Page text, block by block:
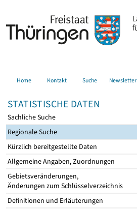
Home Kontakt Suche Newsletter
STATISTISCHE DATEN
Sachliche Suche
Regionale Suche
Kürzlich bereitgestellte Daten
Allgemeine Angaben, Zuordnungen
Gebietsveränderungen,
Änderungen zum Schlüsselverzeichnis
Definitionen und Erläuterungen